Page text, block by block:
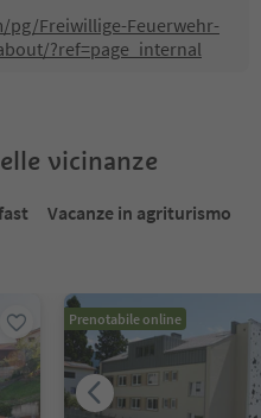
pg/Freiwillige-Feuerwehr-
?ref=page_internal
vicinanze
Vacanze in agriturismo
Prenotabile online